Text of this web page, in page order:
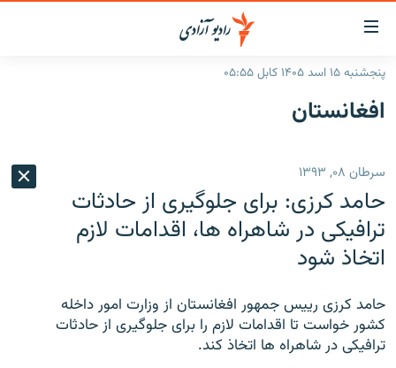
لینک‌های
قابل
دسترسی
بازگشت
بازگشت
منوی
اصلی
مراجعه
صفحه
جستجو
صفحه نخست
گزارش‌ها
شرق میانه
جهان
افغانستان
جهان
جدول نشرات
مصاحبه‌ها
برنامه‌ها
ورزش
بحران مهاجرت
پنجشنبه ۱۵ اسد ۱۴۰۵ کابل ۰۵:۵۵
افغانستان
سرطان ۰۸, ۱۳۹۳
حامد کرزی: برای جلوگیری از حادثات
ترافیکی در شاهراه ها، اقدامات لازم
اتخاذ شود
حامد کرزی رییس جمهور افغانستان از وزارت امور داخله
کشور خواست تا اقدامات لازم را برای جلوگیری از حادثات
ترافیکی در شاهراه ها اتخاذ کند.